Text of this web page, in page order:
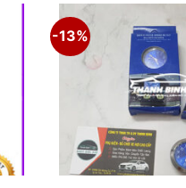
-13%